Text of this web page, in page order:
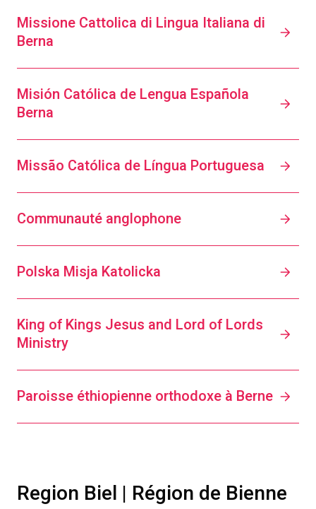
Missione Cattolica di Lingua Italiana di
Berna
Misión Católica de Lengua Española
Berna
Missão Católica de Língua Portuguesa
Communauté anglophone
Polska Misja Katolicka
King of Kings Jesus and Lord of Lords
Ministry
Paroisse éthiopienne orthodoxe à Berne
Region Biel | Région de Bienne